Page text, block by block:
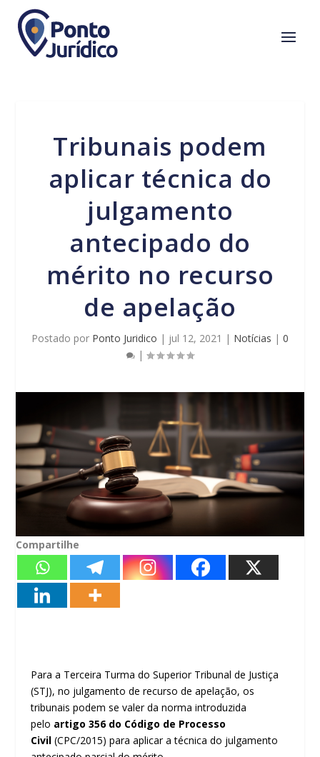
Tribunais podem
aplicar técnica do
julgamento
antecipado do
mérito no recurso
de apelação
Postado por Ponto Juridico | jul 12, 2021 | Notícias | 0
|
Compartilhe
Para a Terceira Turma do Superior Tribunal de Justiça
(STJ), no julgamento de recurso de apelação, os
tribunais podem se valer da norma introduzida
pelo artigo 356 do Código de Processo
Civil(CPC/2015) para aplicar a técnica do julgamento